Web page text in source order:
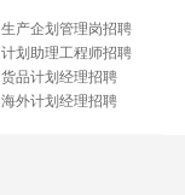
生产企划管理岗招聘
计划助理工程师招聘
货品计划经理招聘
海外计划经理招聘